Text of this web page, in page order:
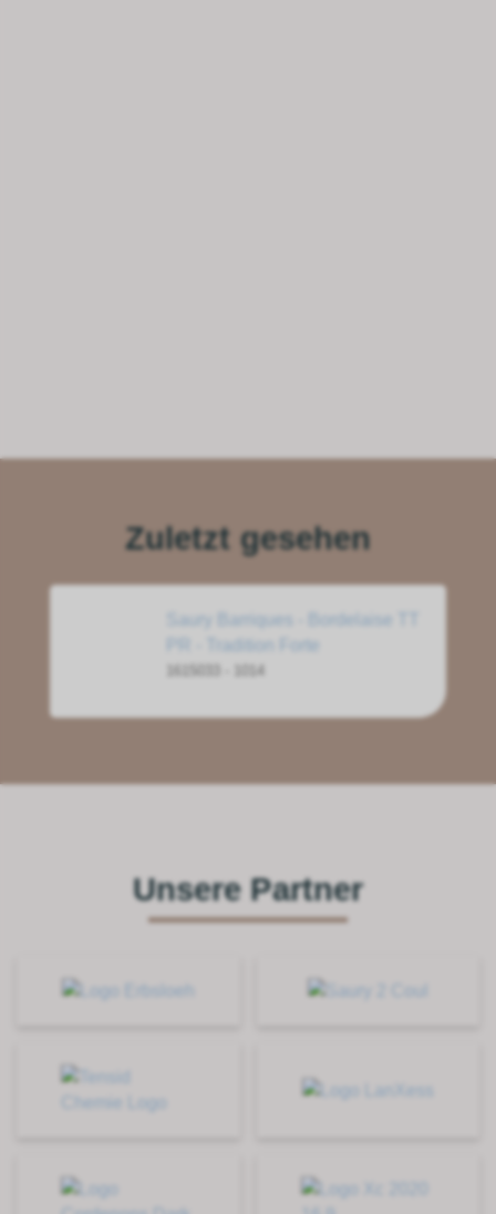
Zuletzt gesehen
Saury Barriques - Bordelaise TT
PR - Tradition Forte
Unsere Partner